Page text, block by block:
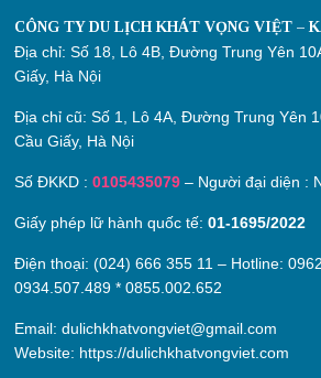
CÔNG TY DU LỊCH KHÁT VỌNG VIỆT –
Địa chỉ:Số 18, Lô 4B, Đường Trung Yên
Giấy, Hà Nội
Địa chỉ cũ:Số 1, Lô 4A, Đường Trung Yên
Cầu Giấy, Hà Nội
Số ĐKKD :0105435079 – Người đại diện :
Giấy phép lữ hành quốc tế:01-1695/2022
Điện thoại: (024) 666 355 11 – Hotline:
0934.507.489 *0855.002.652
Email:dulichkhatvongviet@gmail.com
Website: https://dulichkhatvongviet.com